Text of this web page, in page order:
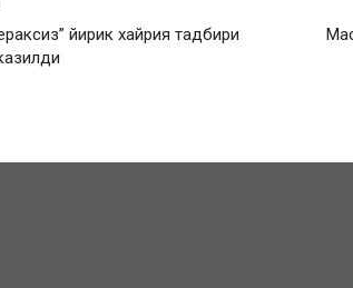
йирик хайрия тадбири